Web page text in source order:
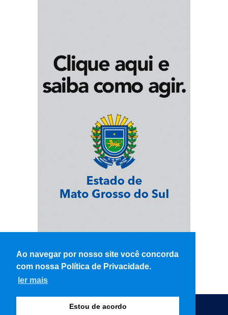
Ao navegar por nosso site você concorda
com nossa Política de Privacidade.
ler mais
Estou de acordo